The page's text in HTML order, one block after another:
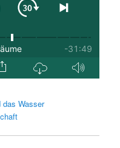
das Wasser